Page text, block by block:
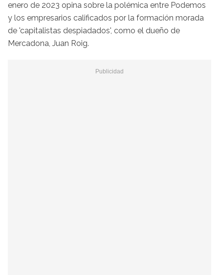
enero de 2023 opina sobre la polémica entre Podemos
y los empresarios calificados por la formación morada
de 'capitalistas despiadados', como el dueño de
Mercadona, Juan Roig.